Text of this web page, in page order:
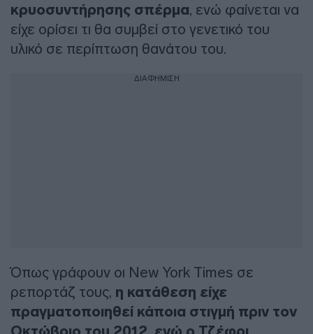
κρυοσυντήρησης σπέρμα, ενώ φαίνεται να
είχε ορίσει τι θα συμβεί στο γενετικό του
υλικό σε περίπτωση θανάτου του.
ΔΙΑΦΗΜΙΣΗ
Όπως γράφουν οι New York Times σε
ρεπορτάζ τους, η κατάθεση είχε
πραγματοποιηθεί κάποια στιγμή πριν τον